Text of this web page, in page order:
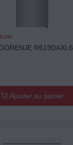
R619DAXL6
Ajouter au panier